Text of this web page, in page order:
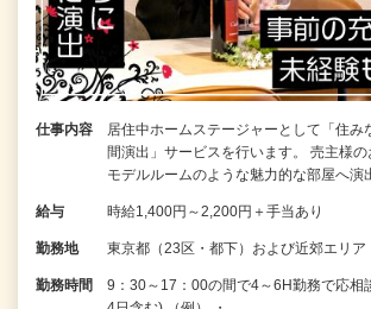
仕事内容
居住中ホームステージャーとして「住み
間演出」サービスを行います。 売主様の
モデルルームのような魅力的な部屋へ
給与 時給1,400円～2,200円＋手当あり
勤務地 東京都（23区・都下）および近郊エリ
勤務時間
9：30～17：00の間で4～6H勤務で応相